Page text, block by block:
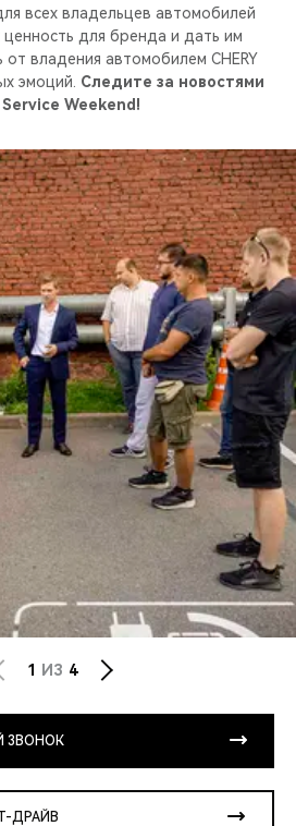
всех владельцев автомобилей
ценность для бренда и дать им
владения автомобилем CHERY
эмоций. Следите за новостями
Weekend!
1 ИЗ 4
ЗВОНОК
ДРАЙВ